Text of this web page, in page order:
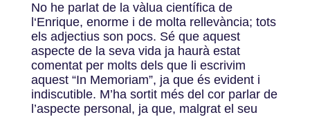
No he parlat de la vàlua científica de
l‘Enrique, enorme i de molta rellevància; tots
els adjectius son pocs. Sé que aquest
aspecte de la seva vida ja haurà estat
comentat per molts dels que li escrivim
aquest “In Memoriam”, ja que és evident i
indiscutible. M’ha sortit més del cor parlar de
l’aspecte personal, ja que, malgrat el seu